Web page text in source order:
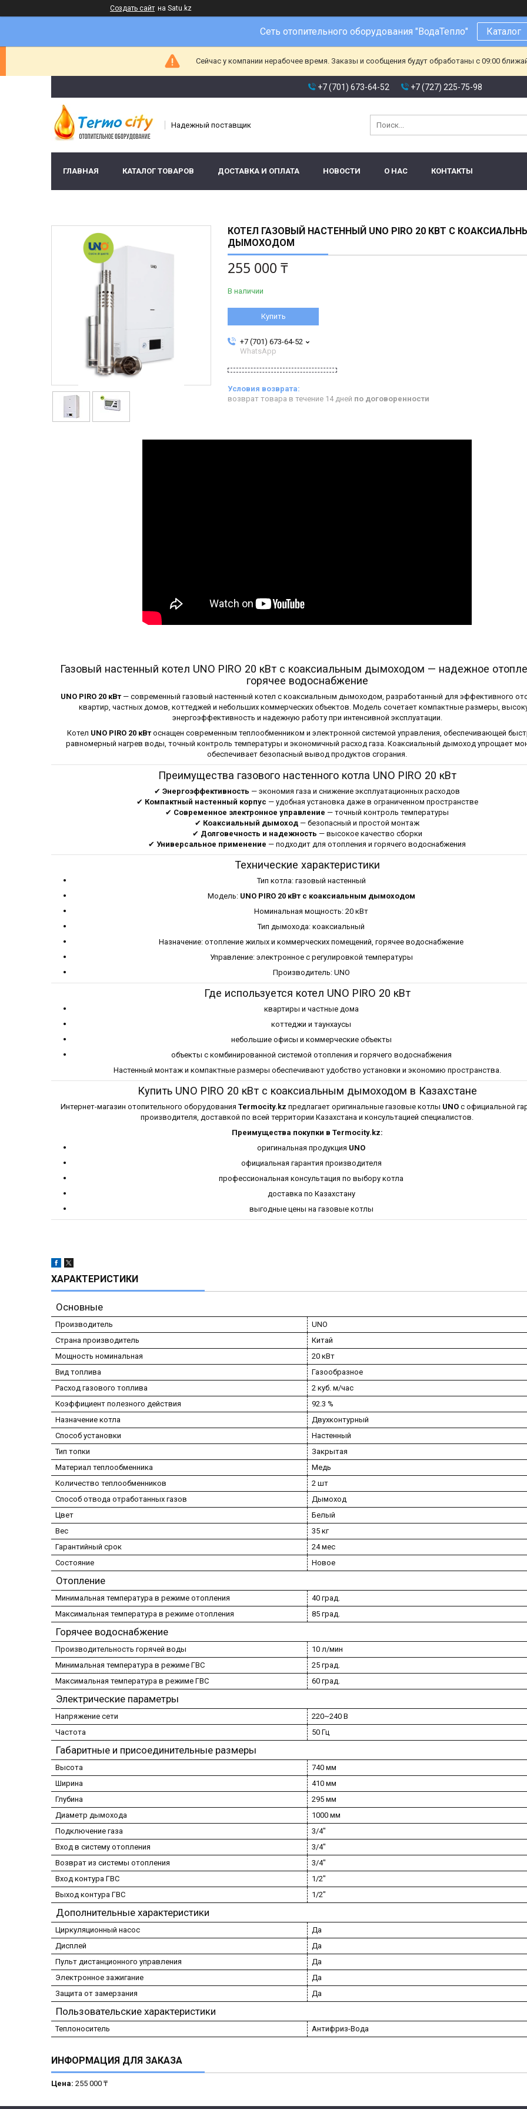
Создать сайт на Satu.kz
Сеть отопительного оборудования "ВодаТепло" Каталог
Сейчас у компании нерабочее время. Заказы и сообщения будут обработаны с 09:00
+7 (701) 673-64-52 +7 (727) 225-75-98
Надежный поставщик
ГЛАВНАЯ КАТАЛОГ ТОВАРОВ ДОСТАВКА И ОПЛАТА НОВОСТИ О НАС КОНТАКТЫ
КОТЕЛ ГАЗОВЫЙ НАСТЕННЫЙ UNO PIRO 20 КВТ С
ДЫМОХОДОМ
255 000 ₸
В наличии
Купить
+7 (701) 673-64-52
WhatsApp
возврат товара в течение 14 дней по договоренности
Газовый настенный котел UNO PIRO 20 кВт с коаксиальным дымоходом — надежное
горячее водоснабжение
UNO PIRO 20 кВт— современный газовый настенный котел с коаксиальным дымоходом, разработанный для эффективного
квартир, частных домов, коттеджей и небольших коммерческих объектов. Модель сочетает компактные размеры,
энергоэффективность и надежную работу при интенсивной эксплуатации.
Котел UNO PIRO 20 кВт оснащен современным теплообменником и электронной системой управления, обеспечивающей
равномерный нагрев воды, точный контроль температуры и экономичный расход газа. Коаксиальный дымоход упрощает
обеспечивает безопасный вывод продуктов сгорания.
Преимущества газового настенного котла UNO PIRO 20 кВт
✔ Энергоэффективность — экономия газа и снижение эксплуатационных расходов
✔ Компактный настенный корпус — удобная установка даже в ограниченном пространстве
✔ Современное электронное управление — точный контроль температуры
✔ Коаксиальный дымоход — безопасный и простой монтаж
✔ Долговечность и надежность — высокое качество сборки
✔ Универсальное применение — подходит для отопления и горячего водоснабжения
Технические характеристики
Тип котла: газовый настенный
Модель: UNO PIRO 20 кВт с коаксиальным дымоходом
Номинальная мощность: 20 кВт
Тип дымохода: коаксиальный
Назначение: отопление жилых и коммерческих помещений, горячее водоснабжение
Управление: электронное с регулировкой температуры
Производитель: UNO
Где используется котел UNO PIRO 20 кВт
квартиры и частные дома
коттеджи и таунхаусы
небольшие офисы и коммерческие объекты
объекты с комбинированной системой отопления и горячего водоснабжения
Настенный монтаж и компактные размеры обеспечивают удобство установки и экономию пространства.
Купить UNO PIRO 20 кВт с коаксиальным дымоходом в Казахстане
Интернет-магазин отопительного оборудования Termocity.kz предлагает оригинальные газовые котлы UNO с официальной
производителя, доставкой по всей территории Казахстана и консультацией специалистов.
Преимущества покупки в Termocity.kz:
оригинальная продукция UNO
официальная гарантия производителя
профессиональная консультация по выбору котла
доставка по Казахстану
выгодные цены на газовые котлы
ХАРАКТЕРИСТИКИ
Основные
Производитель
UNO
Страна производитель
Китай
Мощность номинальная
20 кВт
Вид топлива
Газообразное
Расход газового топлива
2 куб. м/час
Коэффициент полезного действия
92.3 %
Назначение котла
Двухконтурный
Способ установки
Настенный
Тип топки
Закрытая
Материал теплообменника
Медь
Количество теплообменников
2 шт
Способ отвода отработанных газов
Дымоход
Цвет
Белый
Вес
35 кг
Гарантийный срок
24 мес
Состояние
Новое
Отопление
Минимальная температура в режиме отопления
40 град.
Максимальная температура в режиме отопления
85 град.
Горячее водоснабжение
Производительность горячей воды
10 л/мин
Минимальная температура в режиме ГВС
25 град.
Максимальная температура в режиме ГВС
60 град.
Электрические параметры
Напряжение сети
220~240 В
Частота
50 Гц
Габаритные и присоединительные размеры
Высота
740 мм
Ширина
410 мм
Глубина
295 мм
Диаметр дымохода
1000 мм
Подключение газа
3/4"
Вход в систему отопления
3/4"
Возврат из системы отопления
3/4"
Вход контура ГВС
1/2"
Выход контура ГВС
1/2"
Дополнительные характеристики
Циркуляционный насос
Да
Дисплей
Да
Пульт дистанционного управления
Да
Электронное зажигание
Да
Защита от замерзания
Да
Пользовательские характеристики
Теплоноситель Антифриз-Вода
ИНФОРМАЦИЯ ДЛЯ ЗАКАЗА
Цена: 255 000 ₸